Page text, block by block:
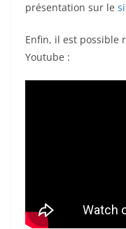
présentation sur le
Enfin, il est possible
Youtube :